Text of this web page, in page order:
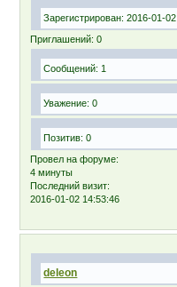
Зарегистрирован: 2016-01-02
Приглашений: 0
Сообщений: 1
Уважение: 0
Позитив: 0
Провел на форуме:
4 минуты
Последний визит:
2016-01-02 14:53:46
deleon